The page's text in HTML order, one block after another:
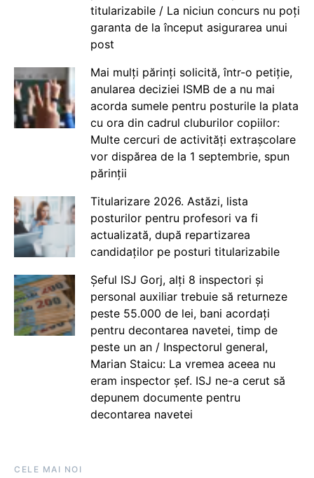
titularizabile / La niciun concurs nu poți
garanta de la început asigurarea unui
post
Mai mulți părinți solicită, într-o petiție,
anularea deciziei ISMB de a nu mai
acorda sumele pentru posturile la plata
cu ora din cadrul cluburilor copiilor:
Multe cercuri de activități extrașcolare
vor dispărea de la 1 septembrie, spun
părinții
Titularizare 2026. Astăzi, lista
posturilor pentru profesori va fi
actualizată, după repartizarea
candidaților pe posturi titularizabile
Șeful ISJ Gorj, alți 8 inspectori și
personal auxiliar trebuie să returneze
peste 55.000 de lei, bani acordați
pentru decontarea navetei, timp de
peste un an / Inspectorul general,
Marian Staicu: La vremea aceea nu
eram inspector șef. ISJ ne-a cerut să
depunem documente pentru
decontarea navetei
CELE MAI NOI